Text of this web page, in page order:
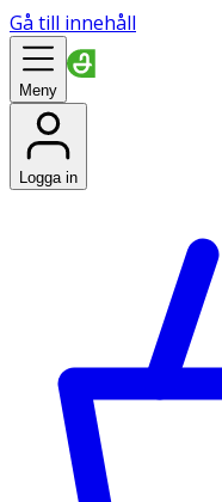
Gå till innehåll
Meny
Logga in